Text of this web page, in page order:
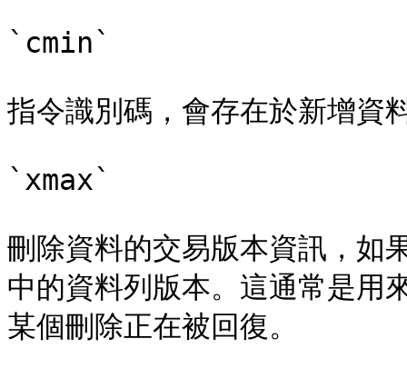
`cmin`
指令識別碼，會存在於新增
`xmax`
刪除資料的交易版本資訊，
中的資料列版本。這通常是用
某個刪除正在被回復。